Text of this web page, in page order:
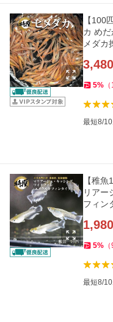
【100
カ め
メダカ
3,480
5% （
最短8/
【稚
リアー
フィン
1,980
5% （
最短8/